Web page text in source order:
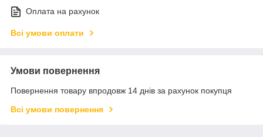
Оплата на рахунок
Всі умови оплати
Умови повернення
Повернення товару впродовж 14 днів за рахунок покупця
Всі умови повернення